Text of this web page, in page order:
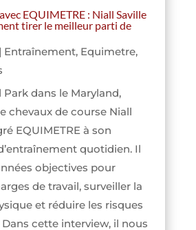
EQUIMETRE : Niall Saville
tirer le meilleur parti de
| Entraînement, Equimetre,
Park dans le Maryland,
chevaux de course Niall
EQUIMETRE à son
quotidien. Il
objectives pour
de travail, surveiller la
et réduire les risques
cette interview, il nous